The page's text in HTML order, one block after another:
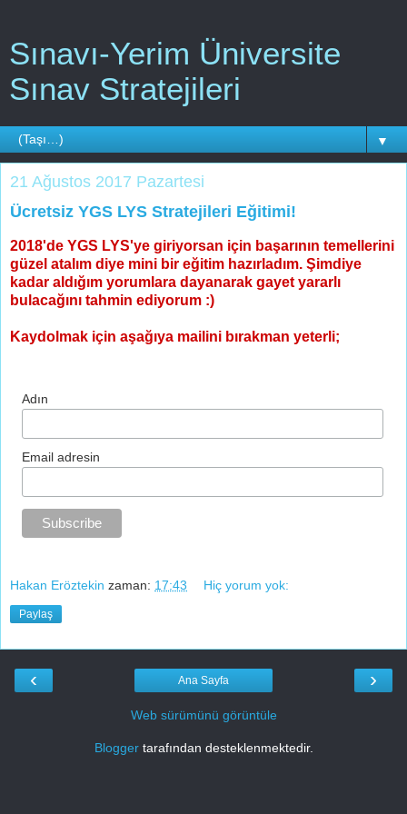
Sınavı-Yerim Üniversite
Sınav Stratejileri
▼
21 Ağustos 2017 Pazartesi
Ücretsiz YGS LYS Stratejileri Eğitimi!
2018'de YGS LYS'ye giriyorsan için başarının temellerini
güzel atalım diye mini bir eğitim hazırladım. Şimdiye
kadar aldığım yorumlara dayanarak gayet yararlı
bulacağını tahmin ediyorum :)
Kaydolmak için aşağıya mailini bırakman yeterli;
Adın
Email adresin
Hakan Eröztekin zaman: 17:43 Hiç yorum yok:
Paylaş
‹ ›
Ana Sayfa
Web sürümünü görüntüle
Bloggertarafından desteklenmektedir.